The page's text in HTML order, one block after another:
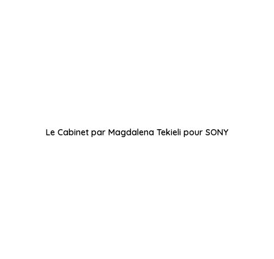
Le Cabinet par Magdalena Tekieli pour SONY